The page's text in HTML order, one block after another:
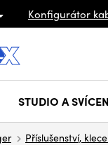
Konfigurátor
STUDIO A
Příslušenství,